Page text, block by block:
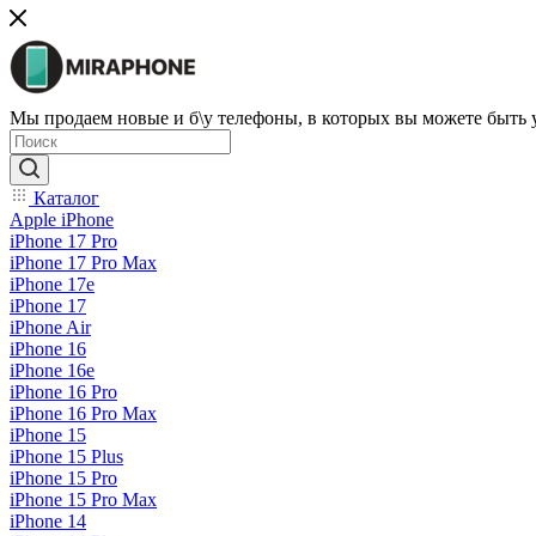
Мы продаем новые и б\у телефоны, в которых вы можете быть
Каталог
Apple iPhone
iPhone 17 Pro
iPhone 17 Pro Max
iPhone 17e
iPhone 17
iPhone Air
iPhone 16
iPhone 16e
iPhone 16 Pro
iPhone 16 Pro Max
iPhone 15
iPhone 15 Plus
iPhone 15 Pro
iPhone 15 Pro Max
iPhone 14